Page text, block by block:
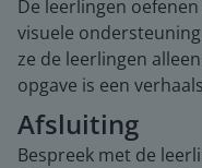
De leerlingen
visuele
ze de leerlingen
opgave is een
Afsluiting
Bespreek met de